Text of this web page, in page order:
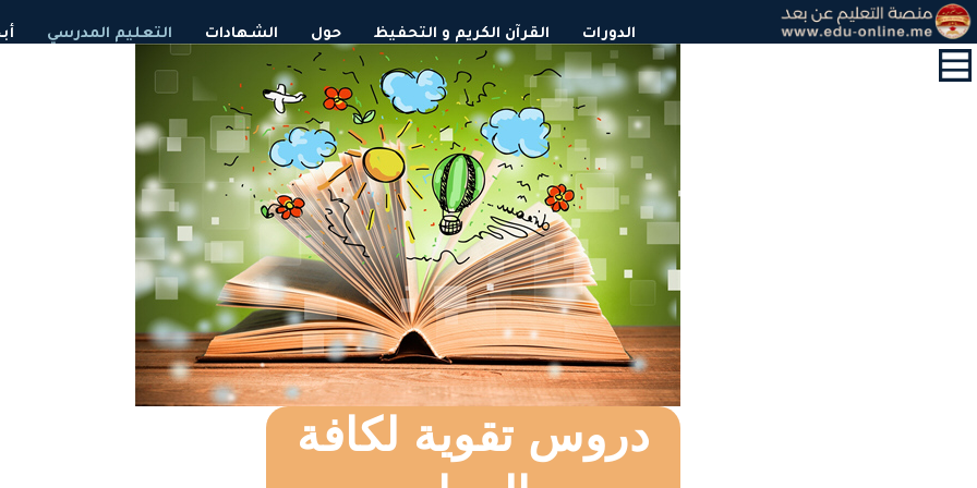
القائمة
الرئيسية
الدورات القرآن الكريم و التحفيظ حول الشهادات التعليم المدرسي
دروس تقوية لكافة